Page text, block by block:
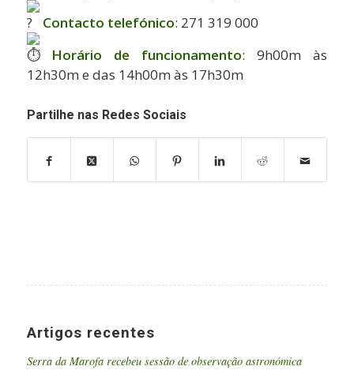
Contacto telefónico: 271 319 000
Horário de funcionamento: 9h00m às
12h30m e das 14h00m às 17h30m
Partilhe nas Redes Sociais
Artigos recentes
Serra da Marofa recebeu sessão de observação astronómica